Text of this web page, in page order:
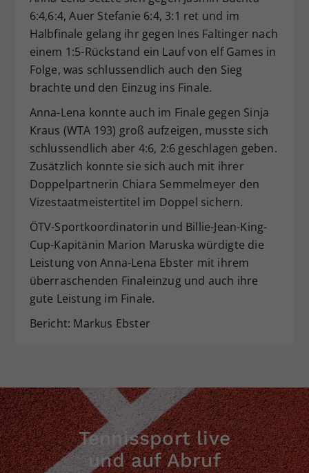
6:4,6:4, Auer Stefanie 6:4, 3:1 ret und im
Halbfinale gelang ihr gegen Ines Faltinger nach
einem 1:5-Rückstand ein Lauf von elf Games in
Folge, was schlussendlich auch den Sieg
brachte und den Einzug ins Finale.
Anna-Lena konnte auch im Finale gegen Sinja
Kraus (WTA 193) groß aufzeigen, musste sich
schlussendlich aber 4:6, 2:6 geschlagen geben.
Zusätzlich konnte sie sich auch mit ihrer
Doppelpartnerin Chiara Semmelmeyer den
Vizestaatmeistertitel im Doppel sichern.
ÖTV-Sportkoordinatorin und Billie-Jean-King-
Cup-Kapitänin Marion Maruska würdigte die
Leistung von Anna-Lena Ebster mit ihrem
überraschenden Finaleinzug und auch ihre
gute Leistung im Finale.
Bericht: Markus Ebster
Tennissport live
und auf Abruf
Zweck
Dieser Wert speichert Ihre Consent-
Einstellungen. Unter anderem eine
zufällig generierte ID, für die
historische Speicherung Ihrer
vorgenommen Einstellungen, falls der
Webseiten-Betreiber dies eingestellt
hat.